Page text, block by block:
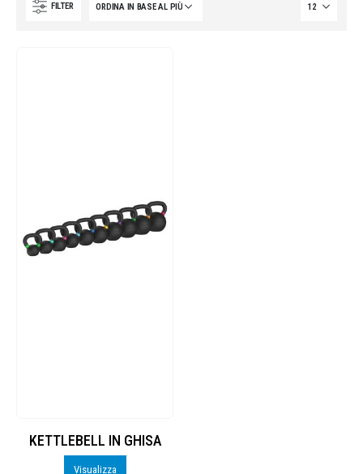
FILTER
KETTLEBELL IN GHISA
Visualizza